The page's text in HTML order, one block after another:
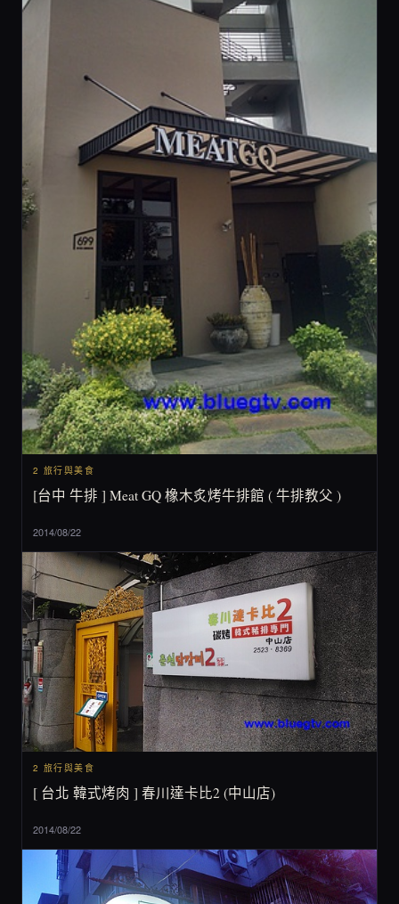
2 旅行與美食
[台中 牛排 ] Meat GQ 橡木炙烤牛排館 ( 牛排教父 )
2014/08/22
2 旅行與美食
[ 台北 韓式烤肉 ] 春川達卡比2 (中山店)
2014/08/22